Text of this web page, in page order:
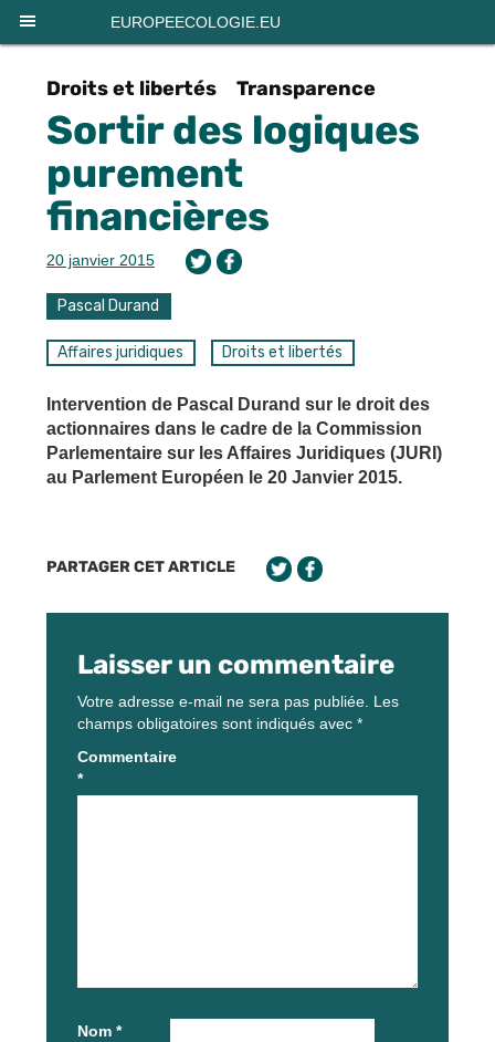
EUROPEECOLOGIE.EU
Droits et libertés Transparence
Sortir des logiques
purement
financières
20 janvier 2015
Pascal Durand
Affaires juridiques Droits et libertés
Intervention de Pascal Durand sur le droit des
actionnaires dans le cadre de la Commission
Parlementaire sur les Affaires Juridiques (JURI)
au Parlement Européen le 20 Janvier 2015.
PARTAGER CET ARTICLE
Laisser un commentaire
Votre adresse e-mail ne sera pas publiée. Les
champs obligatoires sont indiqués avec *
Commentaire
*
Nom *